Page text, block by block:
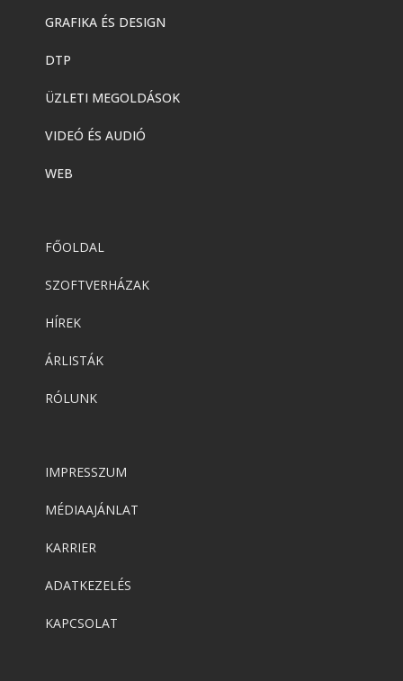
GRAFIKA ÉS DESIGN
DTP
ÜZLETI MEGOLDÁSOK
VIDEÓ ÉS AUDIÓ
WEB
FŐOLDAL
SZOFTVERHÁZAK
HÍREK
ÁRLISTÁK
RÓLUNK
IMPRESSZUM
MÉDIAAJÁNLAT
KARRIER
ADATKEZELÉS
KAPCSOLAT